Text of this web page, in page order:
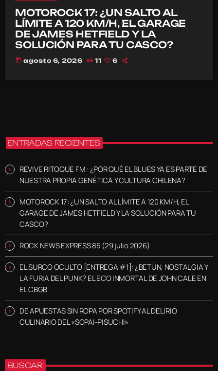
MOTOROCK 17: ¿UN SALTO AL
LÍMITE A 120 KM/H, EL GARAGE
DE JAMES HETFIELD Y LA
SOLUCIÓN PARA TU CASCO?
today agosto 6, 2026 11 6
ENTRADAS RECIENTES
REVIVE RITOQUE FM : ¿POR QUÉ EL BLUES YA ES PARTE DE
NUESTRA PROPIA GENÉTICA Y CULTURA CHILENA?
MOTOROCK 17: ¿UN SALTO AL LÍMITE A 120 KM/H, EL
GARAGE DE JAMES HETFIELD Y LA SOLUCIÓN PARA TU
CASCO?
ROCK NEWS EXPRESS 85 (29 julio 2026)
EL SURCO OCULTO [ENTREGA #1]: ¿BETÚN, NOSTALGIA Y
LA FURIA DEL PUNK? EL ECO INMORTAL DE JOHN CALE EN
EL CBGB
DE APUESTAS SIN ROPA POR SPOTIFY AL DELIRIO
CULINARIO DEL «SOPAI-PISUCHI»
BUSCAR